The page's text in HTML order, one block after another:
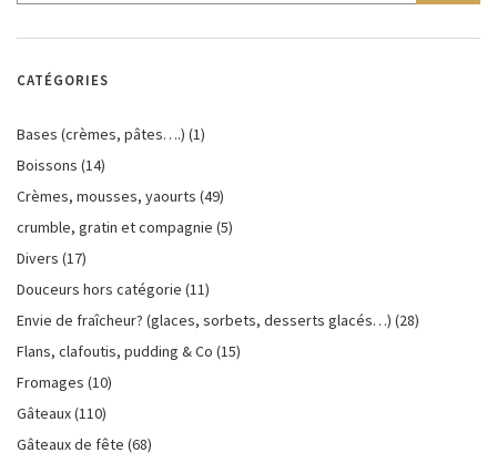
CATÉGORIES
Bases (crèmes, pâtes….) (1)
Boissons (14)
Crèmes, mousses, yaourts (49)
crumble, gratin et compagnie (5)
Divers (17)
Douceurs hors catégorie (11)
Envie de fraîcheur? (glaces, sorbets, desserts glacés…) (28)
Flans, clafoutis, pudding & Co (15)
Fromages (10)
Gâteaux(110)
Gâteaux de fête (68)